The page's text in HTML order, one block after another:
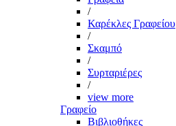
/
Καρέκλες Γραφείου
/
Σκαμπό
/
Συρταριέρες
/
view more
Γραφείο
Βιβλιοθήκες